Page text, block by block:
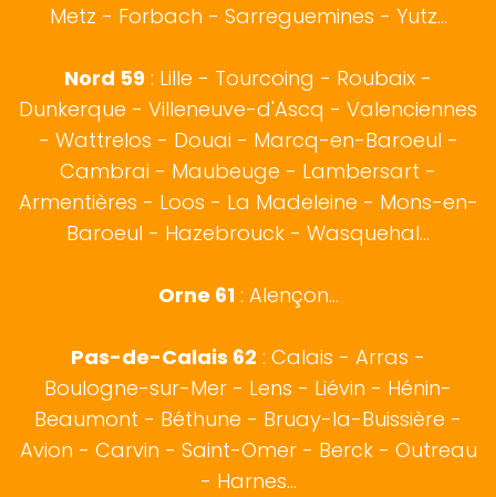
Metz - Forbach - Sarreguemines - Yutz...
Nord 59 : Lille - Tourcoing - Roubaix -
Dunkerque - Villeneuve-d'Ascq - Valenciennes
- Wattrelos - Douai - Marcq-en-Baroeul -
Cambrai - Maubeuge - Lambersart -
Armentières - Loos - La Madeleine - Mons-en-
Baroeul - Hazebrouck - Wasquehal...
Orne 61: Alençon...
Pas-de-Calais 62 : Calais - Arras -
Boulogne-sur-Mer - Lens - Liévin - Hénin-
Beaumont - Béthune - Bruay-la-Buissière -
Avion - Carvin - Saint-Omer - Berck - Outreau
- Harnes...